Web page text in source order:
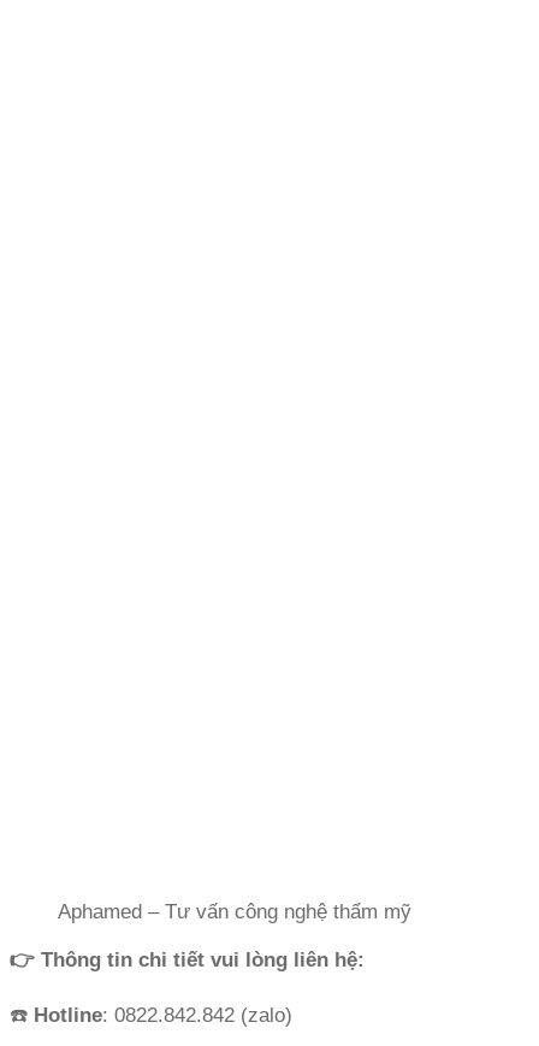
Aphamed – Tư vấn công nghệ thẩm mỹ
👉 Thông tin chi tiết vui lòng liên hệ:
☎️ Hotline: 0822.842.842 (zalo)